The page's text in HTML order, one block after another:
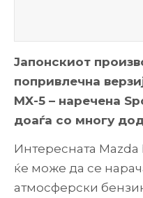
Јапонскиот
попривлечна
MX-5 – наречена
доаѓа со многу
Интересната Mazda
ќе може да се
атмосферски